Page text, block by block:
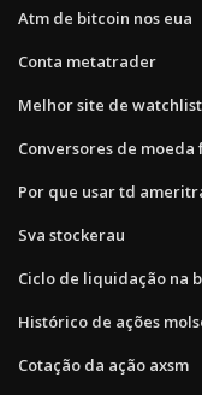
Atm de bitcoin nos eua
Conta metatrader
Melhor site de
Conversores de moeda
Por que usar td
Sva stockerau
Ciclo de liquidação na
Histórico de ações
Cotação da ação axsm